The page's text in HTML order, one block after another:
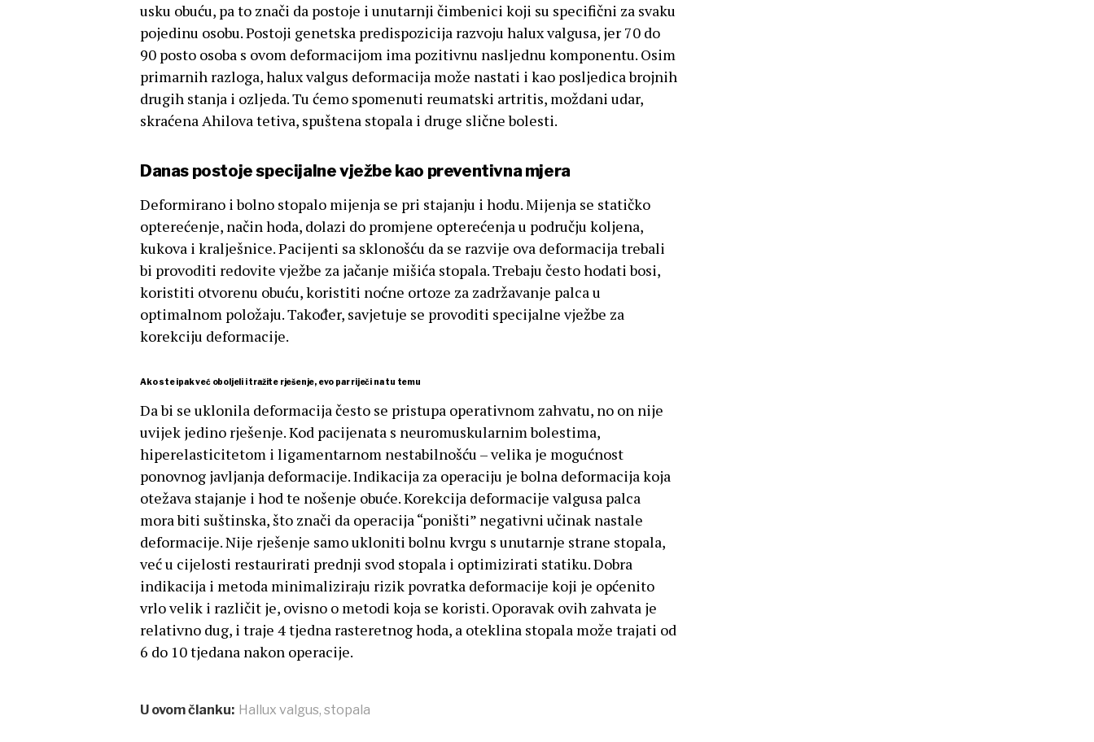
usku obuću, pa to znači da postoje i unutarnji čimbenici koji su specifični za svaku
pojedinu osobu. Postoji genetska predispozicija razvoju halux valgusa, jer 70 do
90 posto osoba s ovom deformacijom ima pozitivnu nasljednu komponentu. Osim
primarnih razloga, halux valgus deformacija može nastati i kao posljedica brojnih
drugih stanja i ozljeda. Tu ćemo spomenuti reumatski artritis, moždani udar,
skraćena Ahilova tetiva, spuštena stopala i druge slične bolesti.
Danas postoje specijalne vježbe kao preventivna mjera
Deformirano i bolno stopalo mijenja se pri stajanju i hodu. Mijenja se statičko
opterećenje, način hoda, dolazi do promjene opterećenja u području koljena,
kukova i kralješnice. Pacijenti sa sklonošću da se razvije ova deformacija trebali
bi provoditi redovite vježbe za jačanje mišića stopala. Trebaju često hodati bosi,
koristiti otvorenu obuću, koristiti noćne ortoze za zadržavanje palca u
optimalnom položaju. Također, savjetuje se provoditi specijalne vježbe za
korekciju deformacije.
Ako ste ipak već oboljeli i tražite rješenje, evo par riječi na tu temu
Da bi se uklonila deformacija često se pristupa operativnom zahvatu, no on nije
uvijek jedino rješenje. Kod pacijenata s neuromuskularnim bolestima,
hiperelasticitetom i ligamentarnom nestabilnošću – velika je mogućnost
ponovnog javljanja deformacije. Indikacija za operaciju je bolna deformacija koja
otežava stajanje i hod te nošenje obuće. Korekcija deformacije valgusa palca
mora biti suštinska, što znači da operacija “poništi” negativni učinak nastale
deformacije. Nije rješenje samo ukloniti bolnu kvrgu s unutarnje strane stopala,
već u cijelosti restaurirati prednji svod stopala i optimizirati statiku. Dobra
indikacija i metoda minimaliziraju rizik povratka deformacije koji je općenito
vrlo velik i različit je, ovisno o metodi koja se koristi. Oporavak ovih zahvata je
relativno dug, i traje 4 tjedna rasteretnog hoda, a oteklina stopala može trajati od
6 do 10 tjedana nakon operacije.
U ovom članku: Hallux valgus, stopala